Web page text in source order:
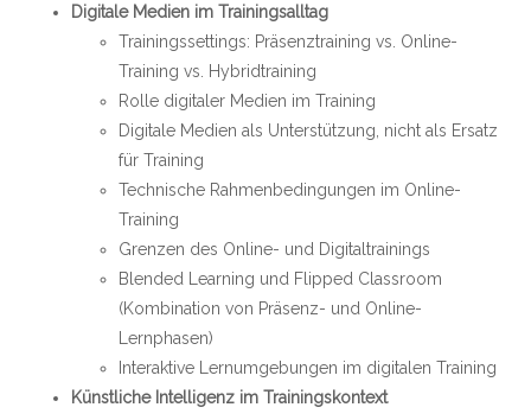
Digitale Medien im Trainingsalltag
Trainingssettings: Präsenztraining vs. Online-
Training vs. Hybridtraining
Rolle digitaler Medien im Training
Digitale Medien als Unterstützung, nicht als Ersatz
für Training
Technische Rahmenbedingungen im Online-
Training
Grenzen des Online- und Digitaltrainings
Blended Learning und Flipped Classroom
(Kombination von Präsenz- und Online-
Lernphasen)
Interaktive Lernumgebungen im digitalen Training
Künstliche Intelligenz im Trainingskontext